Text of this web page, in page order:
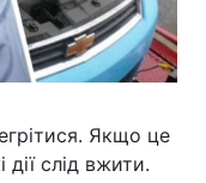
Якщо це
слід вжити.